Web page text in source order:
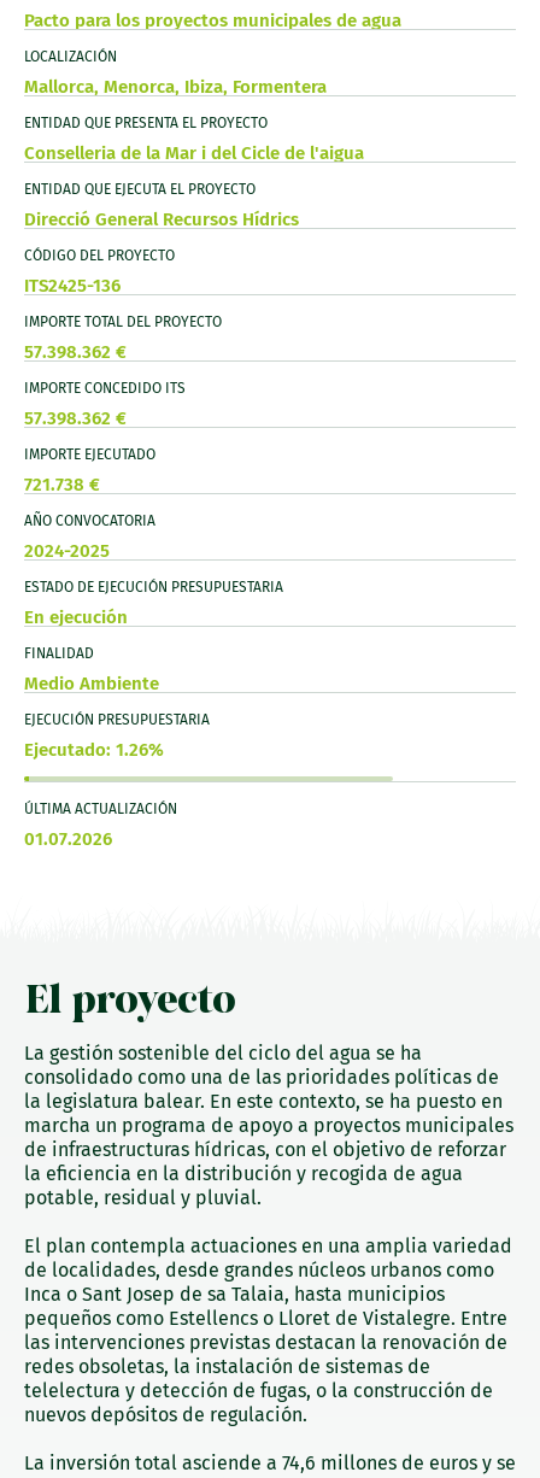
Pacto para los proyectos municipales de agua
LOCALIZACIÓN
Mallorca, Menorca, Ibiza, Formentera
ENTIDAD QUE PRESENTA EL PROYECTO
Conselleria de la Mar i del Cicle de l'aigua
ENTIDAD QUE EJECUTA EL PROYECTO
Direcció General Recursos Hídrics
CÓDIGO DEL PROYECTO
ITS2425-136
IMPORTE TOTAL DEL PROYECTO
57.398.362 €
IMPORTE CONCEDIDO ITS
57.398.362 €
IMPORTE EJECUTADO
721.738 €
AÑO CONVOCATORIA
2024-2025
ESTADO DE EJECUCIÓN PRESUPUESTARIA
En ejecución
FINALIDAD
Medio Ambiente
EJECUCIÓN PRESUPUESTARIA
Ejecutado: 1.26%
ÚLTIMA ACTUALIZACIÓN
01.07.2026
El proyecto
La gestión sostenible del ciclo del agua se ha
consolidado como una de las prioridades políticas de
la legislatura balear. En este contexto, se ha puesto en
marcha un programa de apoyo a proyectos municipales
de infraestructuras hídricas, con el objetivo de reforzar
la eficiencia en la distribución y recogida de agua
potable, residual y pluvial.
El plan contempla actuaciones en una amplia variedad
de localidades, desde grandes núcleos urbanos como
Inca o Sant Josep de sa Talaia, hasta municipios
pequeños como Estellencs o Lloret de Vistalegre. Entre
las intervenciones previstas destacan la renovación de
redes obsoletas, la instalación de sistemas de
telelectura y detección de fugas, o la construcción de
nuevos depósitos de regulación.
La inversión total asciende a 74,6 millones de euros y se